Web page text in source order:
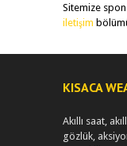
Sitemize
iletişim
KISACA
Akıllı saat,
gözlük,